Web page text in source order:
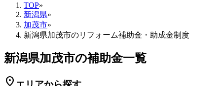
TOP»
新潟県»
加茂市»
新潟県加茂市のリフォーム補助金・助成金制度
新潟県加茂市の補助金一覧
location_on